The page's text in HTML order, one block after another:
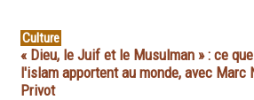
Culture
« Dieu, le Juif et le Musulman » : ce
l'islam apportent au monde, avec Marc
Privot